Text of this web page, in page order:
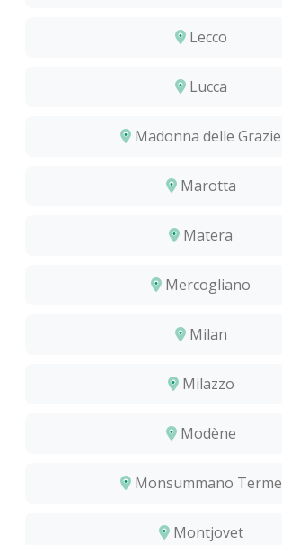
Lecco
Lucca
Madonna delle Grazie
Marotta
Matera
Mercogliano
Milan
Milazzo
Modène
Monsummano Terme
Montjovet